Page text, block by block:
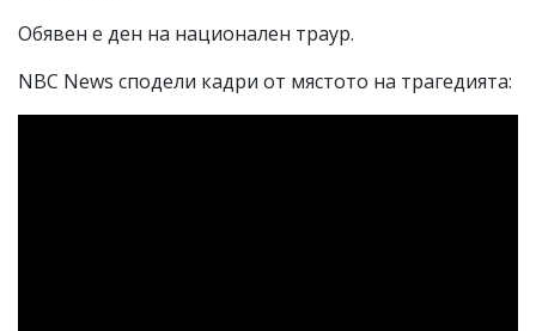
Обявен е ден на национален траур.
NBC News сподели кадри от мястото на трагедията: